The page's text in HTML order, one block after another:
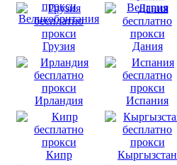
Великобритания
Венгрия
Грузия Дания
Ирландия Испания
Кипр Кыргызстан